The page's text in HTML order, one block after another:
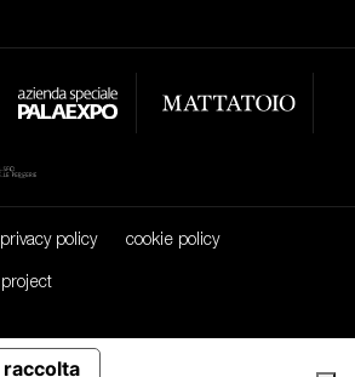
privacy policy cookie policy